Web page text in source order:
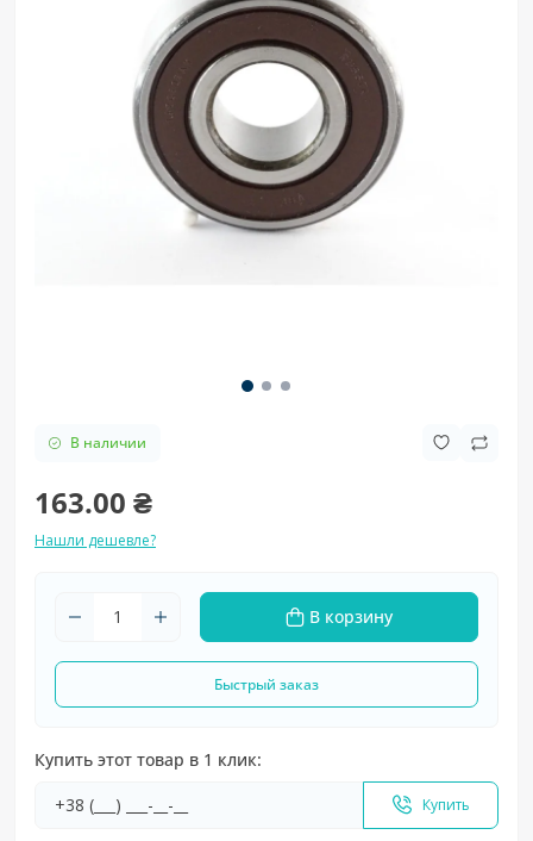
В наличии
163.00 ₴
Нашли дешевле?
В корзину
Быстрый заказ
Купить этот товар в 1 клик:
Купить